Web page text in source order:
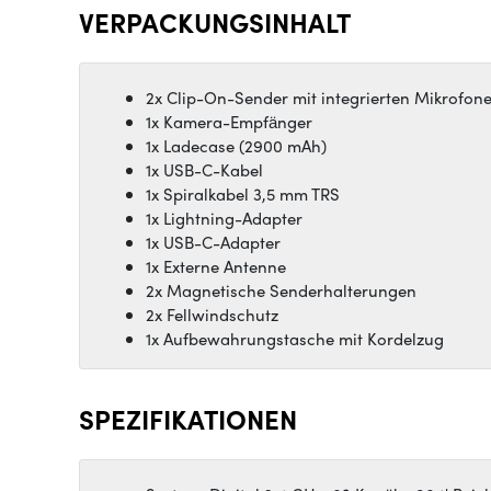
VERPACKUNGSINHALT
2x Clip-On-Sender mit integrierten
1x Kamera-Empfänger
1x Ladecase (2900 mAh)
1x USB-C-Kabel
1x Spiralkabel 3,5 mm TRS
1x Lightning-Adapter
1x USB-C-Adapter
1x Externe Antenne
2x Magnetische Senderhalterungen
2x Fellwindschutz
1x Aufbewahrungstasche mit Kordelzug
SPEZIFIKATIONEN